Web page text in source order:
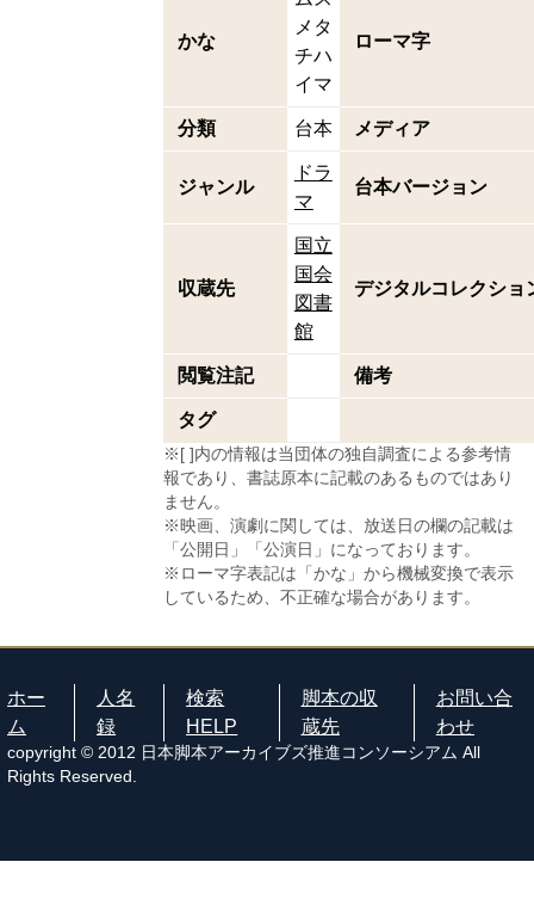
かな
メタ
チハ
イマ
ローマ字
分類 台本 メディア
ジャンル
ドラ
マ
台本バージョン
収蔵先
国立
国会
図書
館
デジタルコレクショ
閲覧注記 備考
タグ
※[ ]内の情報は当団体の独自調査による参考情
報であり、書誌原本に記載のあるものではあり
ません。
※映画、演劇に関しては、放送日の欄の記載は
「公開日」「公演日」になっております。
※ローマ字表記は「かな」から機械変換で表示
しているため、不正確な場合があります。
ホー
ム
人名
録
検索
HELP
脚本の収
蔵先
お問い合
わせ
copyright © 2012 日本脚本アーカイブズ推進コンソーシアム All
Rights Reserved.